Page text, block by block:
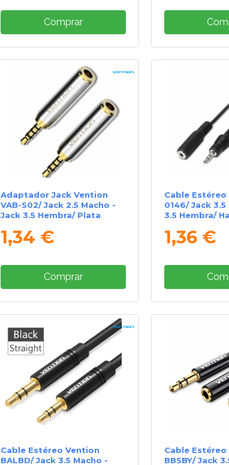
Comprar
Adaptador Jack Vention
VAB-S02/ Jack 2.5 Macho -
Jack 3.5 Hembra/ Plata
1,34 €
Comprar
Cable Estéreo
0146/ Jack
3.5 Hembra/
1,36 €
Cable Estéreo Vention
BALBD/ Jack 3.5 Macho -
Cable Estéreo
BBSBY/ Jack